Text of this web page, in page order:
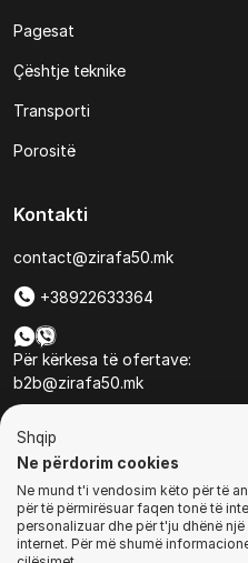
Pagesat
Çështje teknike
Transporti
Porositë
Kontakti
contact@zirafa50.mk
+38922633364
Për kërkesa të ofertave:
b2b@zirafa50.mk
© Të gjitha të
Shqip
Ne përdorim cookies
Ne mund t'i vendosim këto për të
për të përmirësuar faqen tonë të
personalizuar dhe për t'ju dhënë
internet. Për më shumë